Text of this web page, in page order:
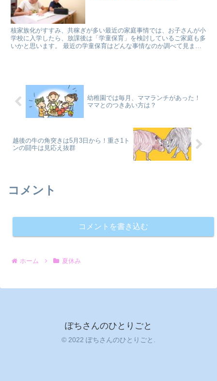
核家族化がすすみ、共稼ぎが多い最近の家庭事情では、お子さんが小
学校に入学したら、放課後は「学童保育」を検討しているご家庭も多
いかと思います。 最近の学童保育はどんな事情なのか調べて見まし
幼稚園では毎月、ママランチがあった！
ママとのつきあい方は？
越後の牛の角突きは5月3日から！重さ1ト
ンの闘牛は見応え抜群
コメント
コメントを書き込む
ホーム 夏休み
ぽちさんのひとりごと
© 2022 ぽちさんのひとりごと.